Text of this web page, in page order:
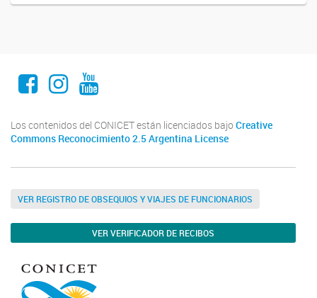
Facebook INHUS
Instagram INHUSYoutube INHUS
Los contenidos del CONICET están licenciados bajo Creative
Commons Reconocimiento 2.5 Argentina License
VER REGISTRO DE OBSEQUIOS Y VIAJES DE FUNCIONARIOS
VER VERIFICADOR DE RECIBOS